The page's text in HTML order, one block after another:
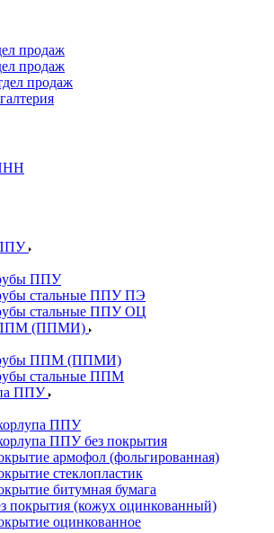
продаж
продаж
продаж
ППУ
стальные ППУ ПЭ
стальные ППУ ОЦ
(ППМИ)
ППМ (ППМИ)
стальные ППМ
ППУ
ППУ
ППУ без покрытия
армофол (фольгированная)
стеклопластик
битумная бумага
покрытия (кожух оцинкованный)
оцинкованное